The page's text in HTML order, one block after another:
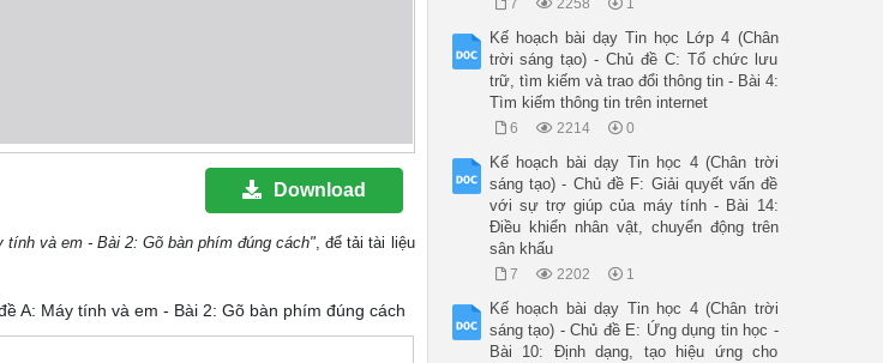
Download
và em - Bài 2: Gõ bàn phím đúng cách", để tải tài liệu
A: Máy tính và em - Bài 2: Gõ bàn phím đúng cách
7 2258 1
Kế hoạch bài dạy Tin học Lớp 4 (Chân
trời sáng tạo) - Chủ đề C: Tổ chức lưu
trữ, tìm kiếm và trao đổi thông tin - Bài 4:
Tìm kiếm thông tin trên internet
6 2214 0
Kế hoạch bài dạy Tin học 4 (Chân trời
sáng tạo) - Chủ đề F: Giải quyết vấn đề
với sự trợ giúp của máy tính - Bài 14:
Điều khiển nhân vật, chuyển động trên
sân khấu
7 2202 1
Kế hoạch bài dạy Tin học 4 (Chân trời
sáng tạo) - Chủ đề E: Ứng dụng tin học -
Bài 10: Định dạng, tạo hiệu ứng cho